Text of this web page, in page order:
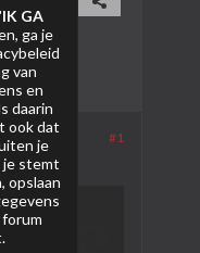
#1
IK GA
ga je
van
en
daarin
ook dat
je
stemt
opslaan